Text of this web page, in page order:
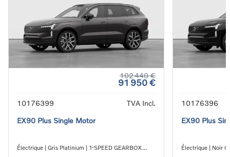
102 440 €
91 950 €
10176399
TVA Incl.
EX90 Plus Single Motor
Électrique | Gris Platinium | 1-SPEED GEARBOX
10176396
EX90 Plus
Électrique | Noir